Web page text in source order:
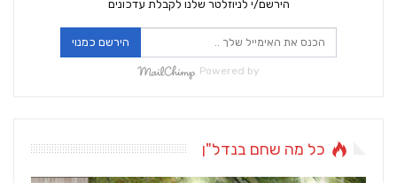
הירשם/י לניוזלטר שלנו לקבלת עדכונים
הירשם כמנוי
Powered by
כל מה שחם בנדל"ן